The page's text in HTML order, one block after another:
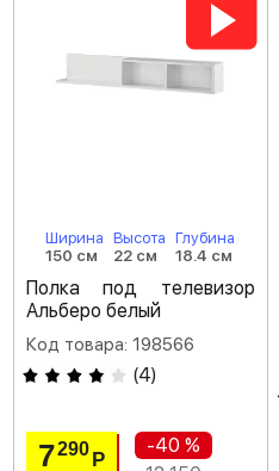
Ширина
150 см
Высота
22 см
Глубина
18.4 см
Полка под телевизор
Альберо белый
Код товара: 198566
(4)
7290Р
-40 %